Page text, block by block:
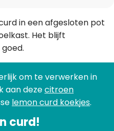
in een afgesloten pot
Het blijft
om te verwerken in
aan dezecitroen
lemon curd koekjes.
curd!